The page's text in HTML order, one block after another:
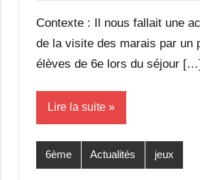
Contexte : Il nous fallait une
de la visite des marais par un
élèves de 6e lors du séjour
Lire la suite
6ème Actualités jeux